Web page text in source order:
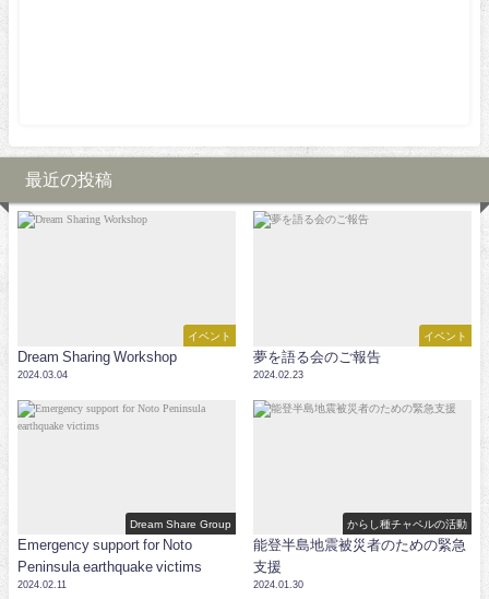
最近の投稿
イベント
Dream Sharing Workshop
2024.03.04
イベント
夢を語る会のご報告
2024.02.23
Dream Share Group
Emergency support for Noto
Peninsula earthquake victims
2024.02.11
からし種チャペルの活動
能登半島地震被災者のための緊急
支援
2024.01.30